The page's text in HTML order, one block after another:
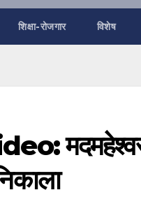
शिक्षा-रोजगार विशेष
मदमहेश्वर